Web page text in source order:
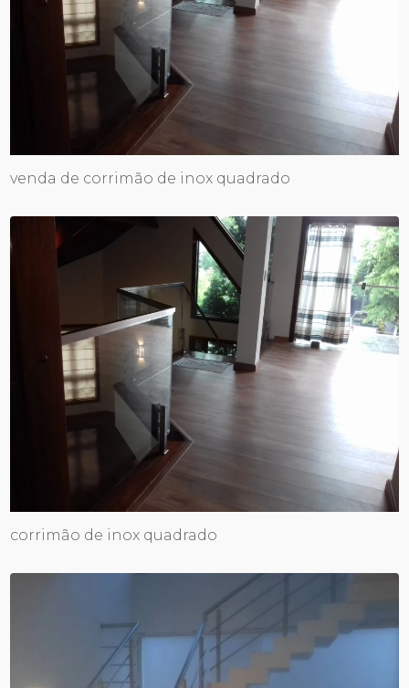
venda de corrimão de inox quadrado
corrimão de inox quadrado